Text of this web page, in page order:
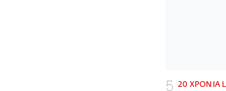
20 ΧΡΟΝΙΑ